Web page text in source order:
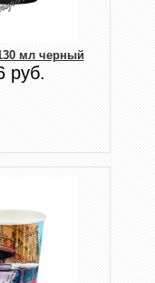
мл черный
руб.